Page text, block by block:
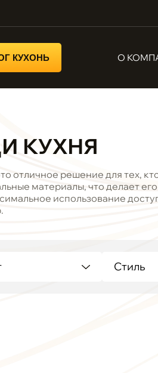
КУХОНЬ О
КУХНЯ
отличное решение для тех,
материалы, что делает
использование
Стиль